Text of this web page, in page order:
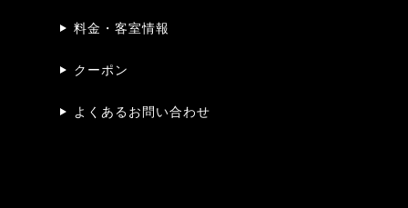
料金・客室情報
クーポン
よくあるお問い合わせ